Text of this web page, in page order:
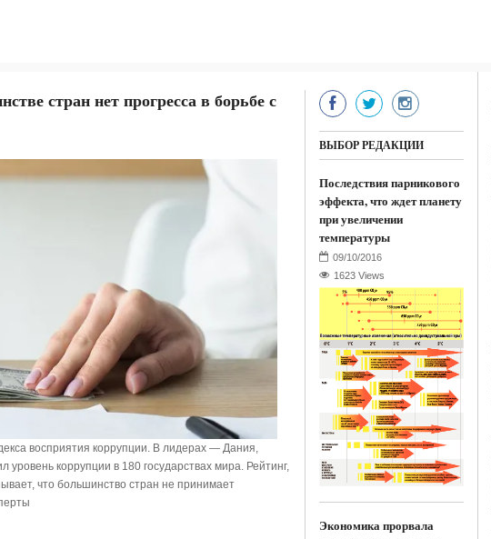
стран нет прогресса в борьбе с
восприятия коррупции. В лидерах — Дания,
коррупции в 180 государствах мира. Рейтинг,
что большинство стран не принимает
ВЫБОР РЕДАКЦИИ
Последствия парникового
эффекта, что ждет планету
при увеличении
температуры
1623 Views
Экономика прорвала